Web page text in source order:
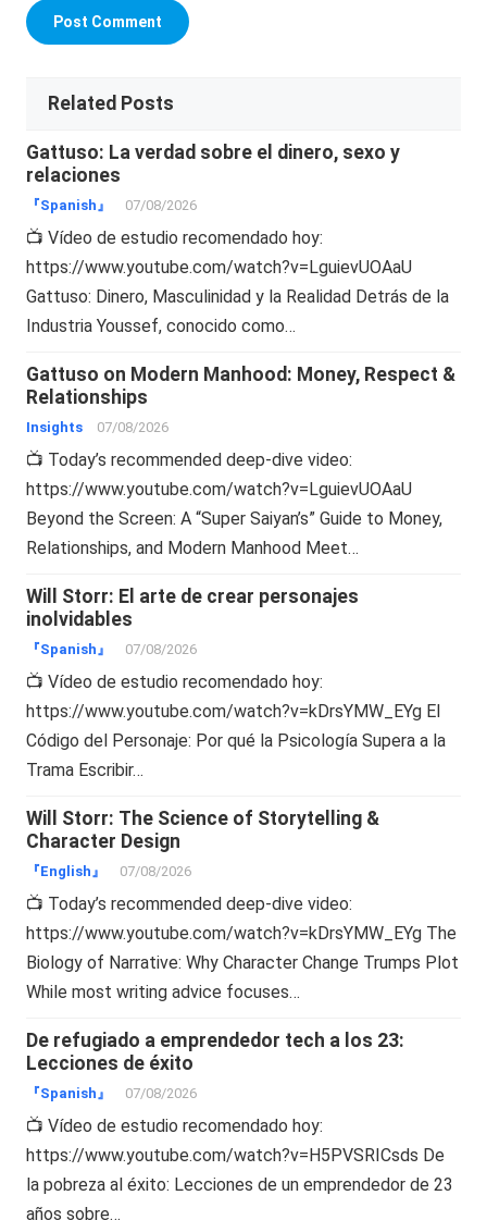
Related Posts
Gattuso: La verdad sobre el dinero, sexo y
relaciones
『Spanish』 07/08/2026
📺 Vídeo de estudio recomendado hoy:
https://www.youtube.com/watch?v=LguievUOAaU
Gattuso: Dinero, Masculinidad y la Realidad Detrás de la
Industria Youssef, conocido como…
Gattuso on Modern Manhood: Money, Respect &
Relationships
Insights 07/08/2026
📺 Today’s recommended deep-dive video:
https://www.youtube.com/watch?v=LguievUOAaU
Beyond the Screen: A “Super Saiyan’s” Guide to Money,
Relationships, and Modern Manhood Meet…
Will Storr: El arte de crear personajes
inolvidables
『Spanish』 07/08/2026
📺 Vídeo de estudio recomendado hoy:
https://www.youtube.com/watch?v=kDrsYMW_EYg El
Código del Personaje: Por qué la Psicología Supera a la
Trama Escribir…
Will Storr: The Science of Storytelling &
Character Design
『English』 07/08/2026
📺 Today’s recommended deep-dive video:
https://www.youtube.com/watch?v=kDrsYMW_EYg The
Biology of Narrative: Why Character Change Trumps Plot
While most writing advice focuses…
De refugiado a emprendedor tech a los 23:
Lecciones de éxito
『Spanish』 07/08/2026
📺 Vídeo de estudio recomendado hoy:
https://www.youtube.com/watch?v=H5PVSRICsds De
la pobreza al éxito: Lecciones de un emprendedor de 23
años sobre…